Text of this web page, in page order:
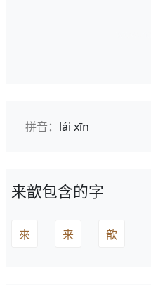
拼音： lái xīn
来歆包含的字
來 来 歆